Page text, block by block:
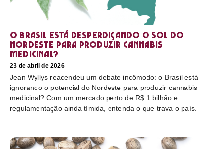
O Brasil está desperdiçando o sol do
nordeste para produzir cannabis
medicinal?
23 de abril de 2026
Jean Wyllys reacendeu um debate incômodo: o Brasil está
ignorando o potencial do Nordeste para produzir cannabis
medicinal? Com um mercado perto de R$ 1 bilhão e
regulamentação ainda tímida, entenda o que trava o país.